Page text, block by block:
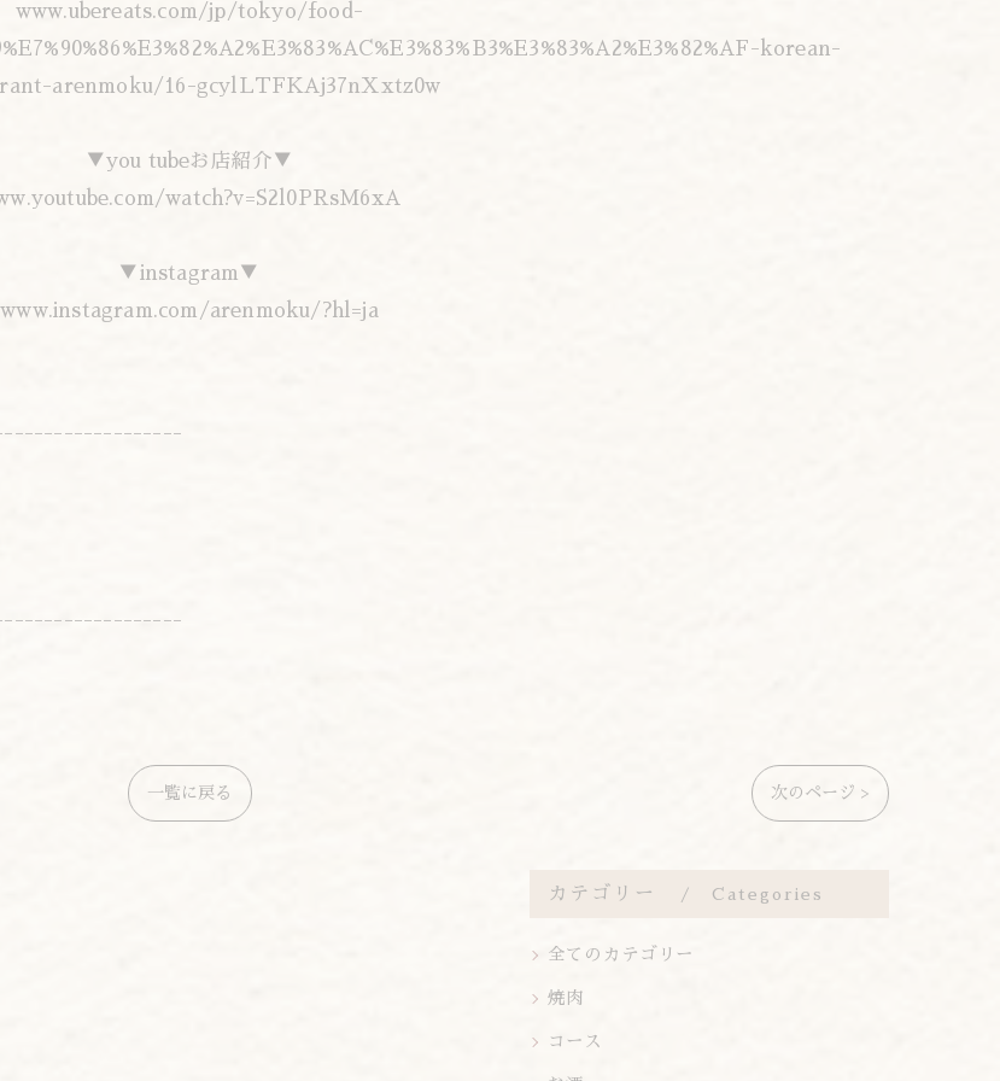
www.ubereats.com/jp/tokyo/food-
korean-
arenmoku/16-gcylLTFKAj37nXxtz0w
▼you tubeお店紹介▼
watch?v=S2l0PRsM6xA
▼instagram▼
www.instagram.com/arenmoku/?hl=ja
一覧に戻る 次のページ >
カテゴリー Categories
全てのカテゴリー
焼肉
コース